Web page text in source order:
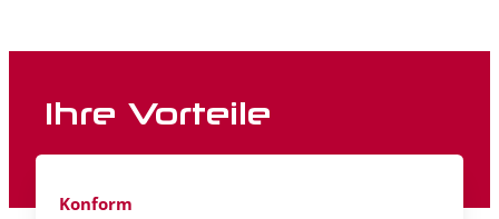
Ihre Vorteile
Konform